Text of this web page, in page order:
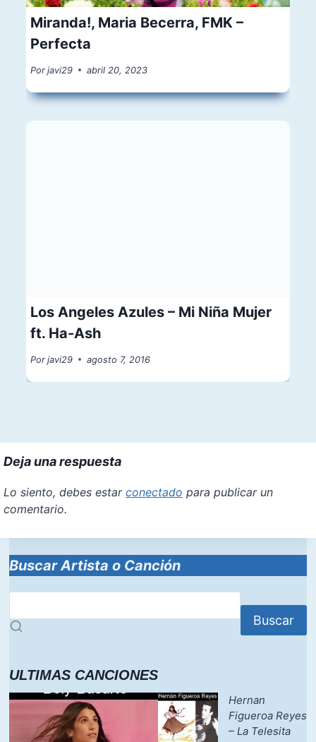
Miranda!, Maria Becerra, FMK –
Perfecta
Por javi29 abril 20, 2023
Los Angeles Azules – Mi Niña Mujer
ft. Ha-Ash
Por javi29 agosto 7, 2016
Deja una respuesta
Lo siento, debes estar conectado para publicar un
comentario.
Buscar Artista o Canción
Buscar
ULTIMAS CANCIONES
Hernan
Figueroa Reyes
– La Telesita